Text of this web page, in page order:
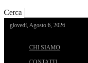
Cerca
giovedì, Agosto 6, 2026
CHI SIAMO